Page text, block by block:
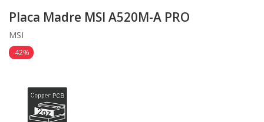
Placa Madre MSI A520M-A PRO
MSI
-42%